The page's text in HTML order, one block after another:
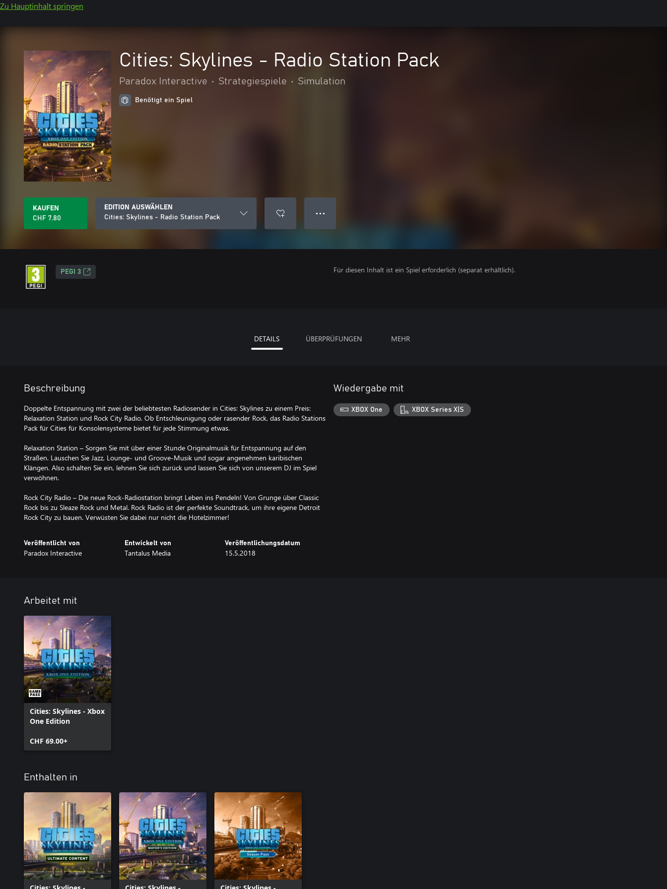
Zu Hauptinhalt springen
Cities: Skylines - Radio Station Pack
Paradox Interactive • Strategiespiele • Simulation
Benötigt ein Spiel
KAUFEN
CHF 7.80
EDITION AUSWÄHLEN
Cities: Skylines - Radio Station Pack
● ● ●
PEGI 3 Für diesen Inhalt ist ein Spiel erforderlich (separat erhältlich).
DETAILS ÜBERPRÜFUNGEN MEHR
Beschreibung
Doppelte Entspannung mit zwei der beliebtesten Radiosender in Cities: Skylines zu einem Preis:
Relaxation Station und Rock City Radio. Ob Entschleunigung oder rasender Rock, das Radio Stations
Pack für Cities für Konsolensysteme bietet für jede Stimmung etwas.
Relaxation Station – Sorgen Sie mit über einer Stunde Originalmusik für Entspannung auf den
Straßen. Lauschen Sie Jazz, Lounge- und Groove-Musik und sogar angenehmen karibischen
Klängen. Also schalten Sie ein, lehnen Sie sich zurück und lassen Sie sich von unserem DJ im Spiel
verwöhnen.
Rock City Radio – Die neue Rock-Radiostation bringt Leben ins Pendeln! Von Grunge über Classic
Rock bis zu Sleaze Rock und Metal. Rock Radio ist der perfekte Soundtrack, um ihre eigene Detroit
Rock City zu bauen. Verwüsten Sie dabei nur nicht die Hotelzimmer!
Veröffentlicht von
Paradox Interactive
Entwickelt von
Tantalus Media
Veröffentlichungsdatum
15.5.2018
Wiedergabe mit
XBOX One XBOX Series X|S
Arbeitet mit
Cities: Skylines - Xbox
One Edition
CHF 69.00+
Enthalten in